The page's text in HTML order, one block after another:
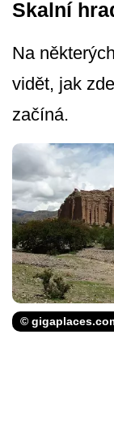
Skalní
Na
vidět, jak
začíná.
©